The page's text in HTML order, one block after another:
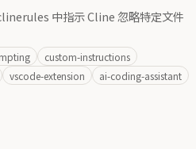
中指示 Cline 忽略特定文件
custom-instructions
vscode-extension
ai-coding-assistant